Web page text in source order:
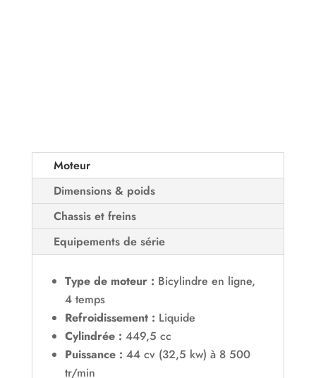
Moteur
Dimensions & poids
Chassis et freins
Equipements de série
Type de moteur : Bicylindre en ligne,
4 temps
Refroidissement : Liquide
Cylindrée : 449,5 cc
Puissance : 44 cv (32,5 kw) à 8 500
tr/min